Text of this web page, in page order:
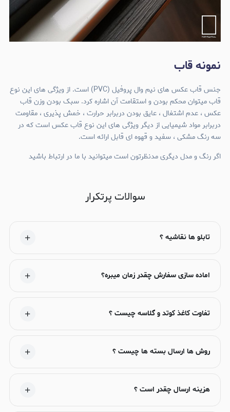
نمونه قاب
جنس قاب عکس های نیم وال پروفیل (PVC) است. از ویژگی های این نوع
قاب میتوان محکم بودن و استقامت آن اشاره کرد. سبک بودن وزن قاب
عکس ، عدم اشتغال ، عایق بودن دربرابر حرارت ، خمش پذیری ، مقاومت
دربرابر مواد شیمیایی از دیگر ویژگی های این نوع قاب عکس است که در
سه رنگ مشکی ، سفید و قهوه ای قابل ارائه است.
اگر رنگ و مدل دیگری مدنظرتون است میتوانید با ما در ارتباط باشید
سوالات پرتکرار
تابلو ها نقاشیه ؟
اماده سازی سفارش چقدر زمان میبره؟
تفاوت کاغذ کوتد و گلاسه چیست ؟
روش ها ارسال بسته ها چیست ؟
هزینه ارسال چقدر است ؟